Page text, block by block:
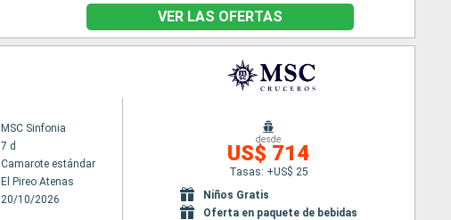
VER LAS OFERTAS
MSC Sinfonia
7 d
Camarote estándar
El Pireo Atenas
20/10/2026
desde
US$ 714
Tasas: +US$ 25
Niños Gratis
Oferta en paquete de bebidas